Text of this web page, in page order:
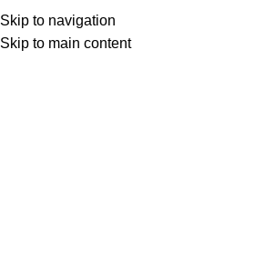
Skip to navigation
Skip to main content